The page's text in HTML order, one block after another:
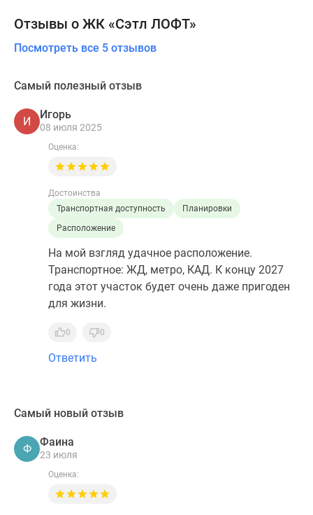
Отзывы о ЖК «Сэтл ЛОФТ»
Посмотреть все 5 отзывов
Самый полезный отзыв
И
Игорь
08 июля 2025
Оценка:
Достоинства
Транспортная доступность
Планировки
Расположение
На мой взгляд удачное расположение.
Транспортное: ЖД, метро, КАД. К концу 2027
года этот участок будет очень даже пригоден
для жизни.
0 0
Ответить
Самый новый отзыв
Ф
Фаина
23 июля
Оценка: